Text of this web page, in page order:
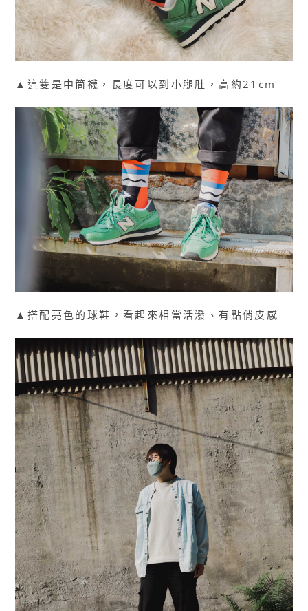
▲這雙是中筒襪，長度可以到小腿肚，高約21cm
▲搭配亮色的球鞋，看起來相當活潑、有點俏皮感